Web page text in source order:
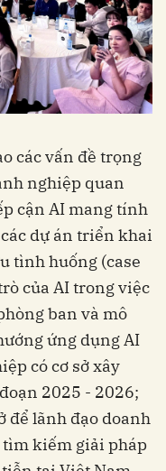
các vấn đề trọng
nghiệp quan
cận AI mang tính
dự án triển khai
tình huống (case
của AI trong việc
ban và mô
ứng dụng AI
có cơ sở xây
2025 - 2026;
để lãnh đạo doanh
kiếm giải pháp